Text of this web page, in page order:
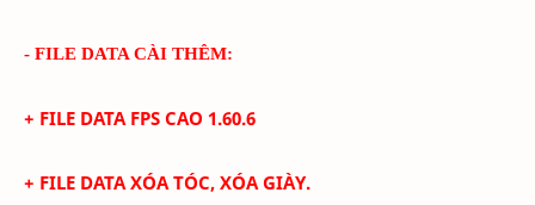
- FILE DATA CÀI THÊM:
+ FILE DATA FPS CAO 1.60.6
+ FILE DATA XÓA TÓC, XÓA GIÀY.